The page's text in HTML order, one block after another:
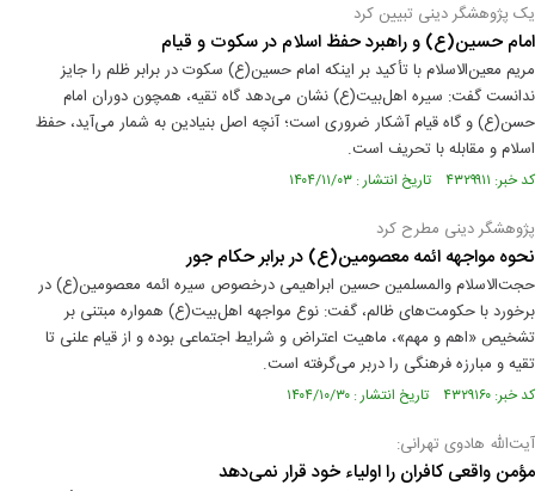
یک پژوهشگر دینی تبیین کرد
امام حسین(ع) و راهبرد حفظ اسلام در سکوت و قیام
مریم معین‌الاسلام با تأکید بر اینکه امام حسین(ع) سکوت در برابر ظلم را جایز
ندانست گفت: سیره اهل‌بیت(ع) نشان می‌دهد گاه تقیه، همچون دوران امام
حسن(ع) و گاه قیام آشکار ضروری است؛ آنچه اصل بنیادین به شمار می‌آید، حفظ
اسلام و مقابله با تحریف است.
کد خبر: ۴۳۲۹۹۱۱ تاریخ انتشار : ۱۴۰۴/۱۱/۰۳
پژوهشگر دینی مطرح کرد
نحوه مواجهه ائمه معصومین(ع) در برابر حکام جور
حجت‌الاسلام والمسلمین حسین ابراهیمی درخصوص سیره ائمه معصومین(ع) در
برخورد با حکومت‌های ظالم، گفت: نوع مواجهه اهل‌بیت(ع) همواره مبتنی بر
تشخیص «اهم و مهم»، ماهیت اعتراض و شرایط اجتماعی بوده و از قیام علنی تا
تقیه و مبارزه فرهنگی را دربر می‌گرفته است.
کد خبر: ۴۳۲۹۱۶۰ تاریخ انتشار : ۱۴۰۴/۱۰/۳۰
آیت‌الله هادوی تهرانی:
مؤمن واقعی کافران را اولیاء خود قرار نمی‌دهد